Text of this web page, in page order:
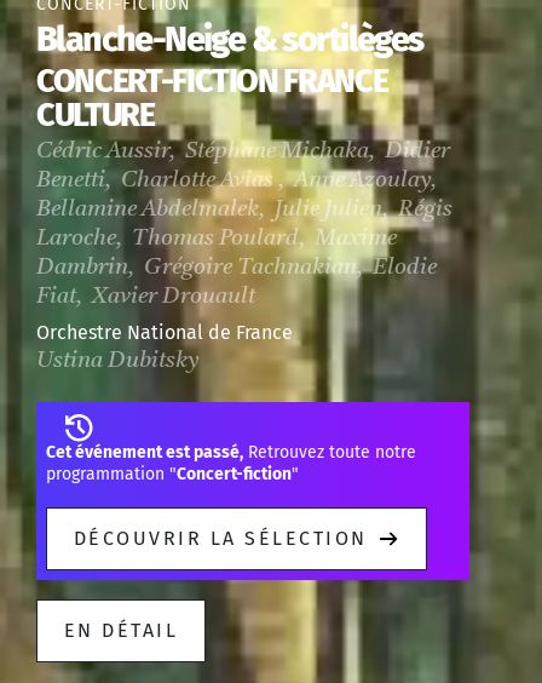
CONCERT-FICTION
Blanche-Neige & sortilèges
CONCERT-FICTION FRANCE
CULTURE
Cédric Aussir, Stéphane Michaka, Didier
Benetti, Charlotte Avias , Anne Azoulay,
Bellamine Abdelmalek, Julie Julien, Régis
Laroche, Thomas Poulard, Maxime
Dambrin, Grégoire Tachnakian, Elodie
Fiat, Xavier Drouault
Orchestre National de France
Ustina Dubitsky
Cet événement est passé, Retrouvez toute notre
programmation "Concert-fiction"
DÉCOUVRIR LA SÉLECTION
EN DÉTAIL